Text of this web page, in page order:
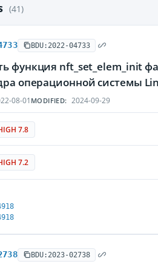
(41)
BDU:2022-04733
функция nft_set_elem_init
операционной системы
08-01 MODIFIED: 2024-09-29
7.8
7.2
BDU:2023-02738